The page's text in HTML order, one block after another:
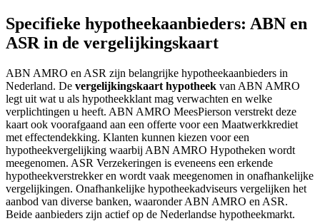
Specifieke hypotheekaanbieders: ABN en
ASR in de vergelijkingskaart
ABN AMRO en ASR zijn belangrijke hypotheekaanbieders in
Nederland. De vergelijkingskaart hypotheek van ABN AMRO
legt uit wat u als hypotheekklant mag verwachten en welke
verplichtingen u heeft. ABN AMRO MeesPierson verstrekt deze
kaart ook voorafgaand aan een offerte voor een Maatwerkkrediet
met effectendekking. Klanten kunnen kiezen voor een
hypotheekvergelijking waarbij ABN AMRO Hypotheken wordt
meegenomen. ASR Verzekeringen is eveneens een erkende
hypotheekverstrekker en wordt vaak meegenomen in onafhankelijke
vergelijkingen. Onafhankelijke hypotheekadviseurs vergelijken het
aanbod van diverse banken, waaronder ABN AMRO en ASR.
Beide aanbieders zijn actief op de Nederlandse hypotheekmarkt.